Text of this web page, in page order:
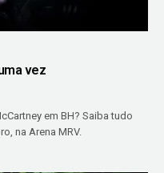
vez
em BH? Saiba tudo
na Arena MRV.